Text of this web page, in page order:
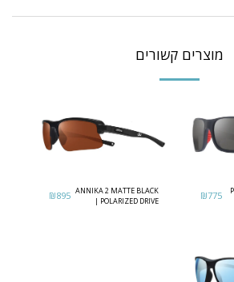
מוצרים קשורים
₪775
ANNIKA 2 MATTE BLACK
| POLARIZED DRIVE
₪895